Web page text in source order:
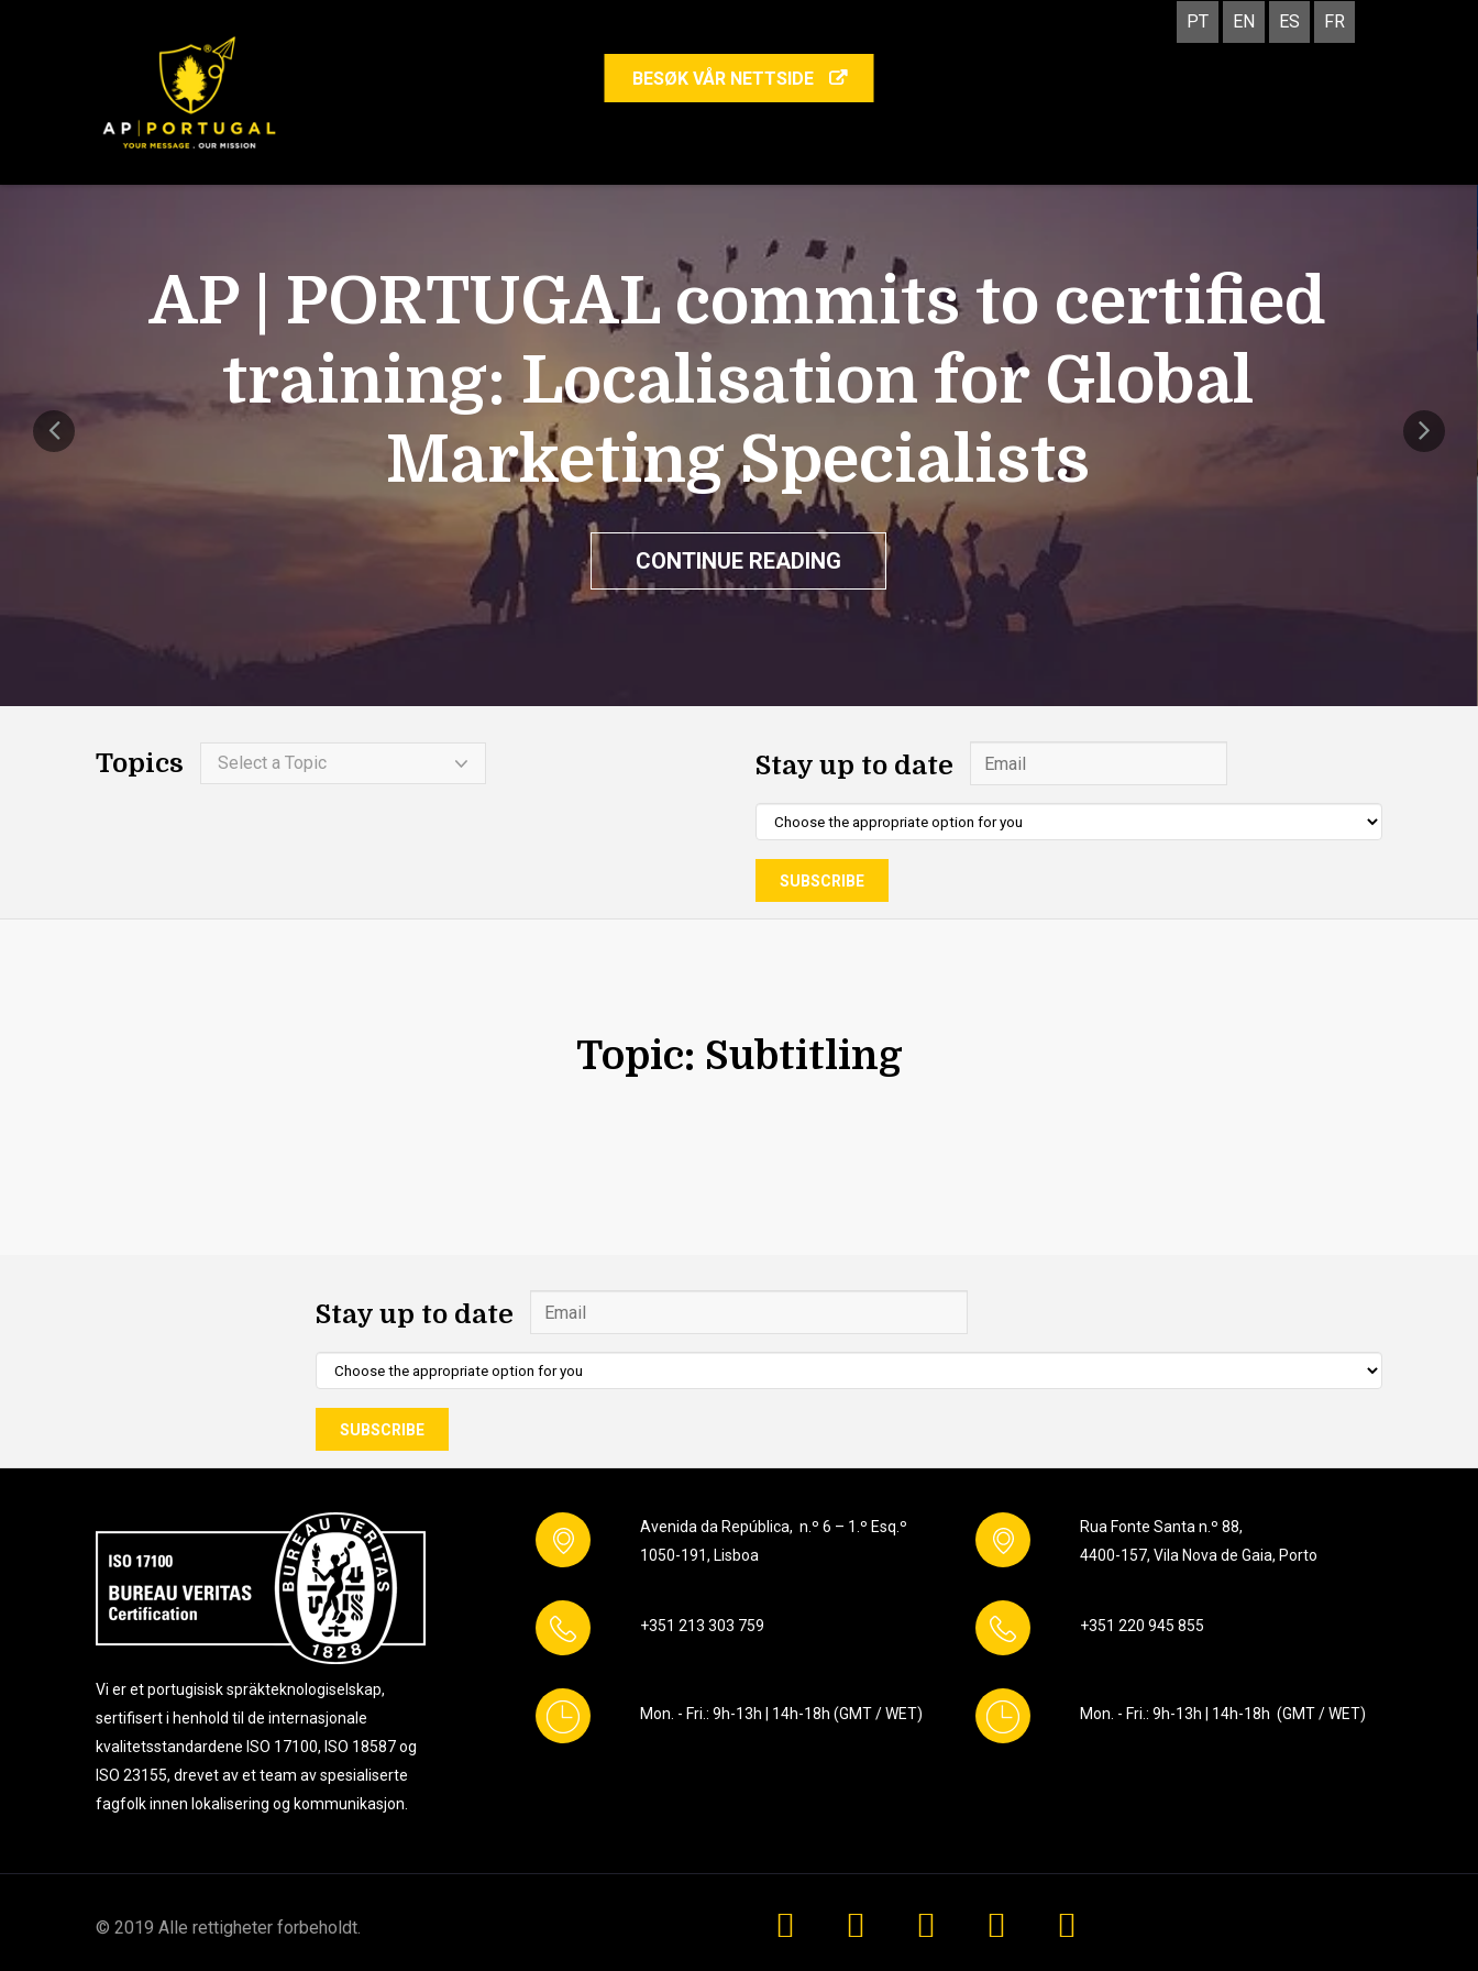
PT EN ES FR
BESØK VÅR NETTSIDE
AP | PORTUGAL commits to certified
training: Localisation for Global
Marketing Specialists
CONTINUE READING
Topics Select a Topic Stay up to date
Topic: Subtitling
Stay up to date
Vi er et portugisisk spräkteknologiselskap,
sertifisert i henhold til de internasjonale
kvalitetsstandardene ISO 17100, ISO 18587 og
ISO 23155, drevet av et team av spesialiserte
fagfolk innen lokalisering og kommunikasjon.
Avenida da República, n.º 6 – 1.º Esq.º
1050-191, Lisboa
+351 213 303 759
Mon. - Fri.: 9h-13h | 14h-18h (GMT / WET)
Rua Fonte Santa n.º 88,
4400-157, Vila Nova de Gaia, Porto
+351 220 945 855
Mon. - Fri.: 9h-13h | 14h-18h (GMT / WET)
© 2019 Alle rettigheter forbeholdt.